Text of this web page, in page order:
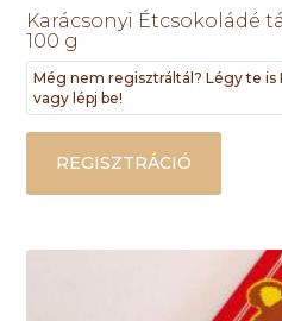
Karácsonyi Étcsokoládé
100 g
Még nem regisztráltál? Légy te
vagy lépj be!
REGISZTRÁCIÓ